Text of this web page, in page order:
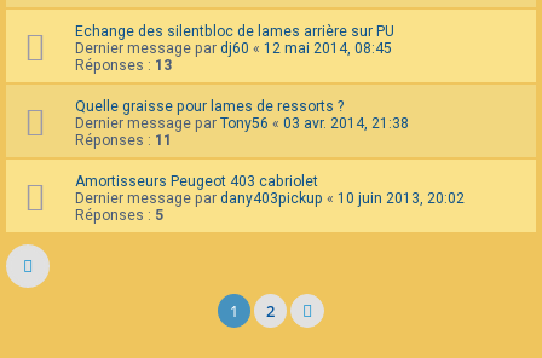
Echange des silentbloc de lames arrière sur PU
Dernier message par dj60 « 12 mai 2014, 08:45
Réponses : 13
Quelle graisse pour lames de ressorts ?
Dernier message par Tony56 « 03 avr. 2014, 21:38
Réponses : 11
Amortisseurs Peugeot 403 cabriolet
Dernier message par dany403pickup « 10 juin 2013, 20:02
Réponses : 5
1 2